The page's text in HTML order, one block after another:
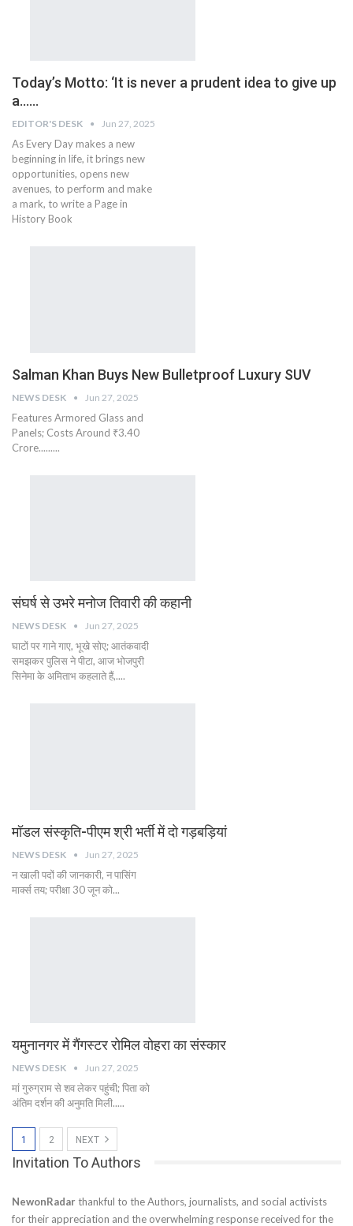
Today’s Motto: ‘It is never a prudent idea to give up
a……
EDITOR'S DESK Jun 27, 2025
As Every Day makes a new
beginning in life, it brings new
opportunities, opens new
avenues, to perform and make
a mark, to write a Page in
History Book
Salman Khan Buys New Bulletproof Luxury SUV
NEWS DESK Jun 27, 2025
Features Armored Glass and
Panels; Costs Around ₹3.40
Crore.........
संघर्ष से उभरे मनोज तिवारी की कहानी
NEWS DESK Jun 27, 2025
घाटों पर गाने गाए, भूखे सोए; आतंकवादी
समझकर पुलिस ने पीटा, आज भोजपुरी
सिनेमा के अमिताभ कहलाते हैं,....
मॉडल संस्कृति-पीएम श्री भर्ती में दो गड़बड़ियां
NEWS DESK Jun 27, 2025
न खाली पदों की जानकारी, न पासिंग
मार्क्स तय; परीक्षा 30 जून को...
यमुनानगर में गैंगस्टर रोमिल वोहरा का संस्कार
NEWS DESK Jun 27, 2025
मां गुरुग्राम से शव लेकर पहुंची; पिता को
अंतिम दर्शन की अनुमति मिली.....
1 2 NEXT
Invitation To Authors
NewonRadar thankful to the Authors, journalists, and social activists
for their appreciation and the overwhelming response received for the